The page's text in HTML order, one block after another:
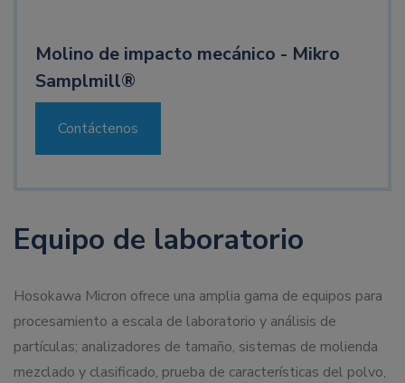
Molino de impacto mecánico - Mikro
Samplmill®
Contáctenos
Equipo de laboratorio
Hosokawa Micron ofrece una amplia gama de equipos para
procesamiento a escala de laboratorio y análisis de
partículas; analizadores de tamaño, sistemas de molienda
mezclado y clasificado, prueba de características del polvo,